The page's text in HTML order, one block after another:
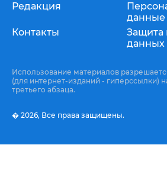
Редакция
Контакты
данные
Защита
данных
Использование материалов
(для интернет-изданий - гиперссылки)
третьего абзаца.
� 2026, Все права защищены.